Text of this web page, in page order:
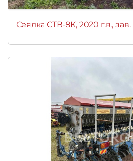
Сеялка СТВ-8К, 2020 г.в.,